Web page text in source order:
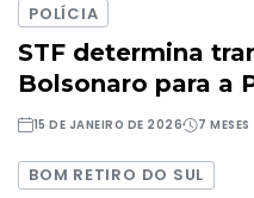
POLÍCIA
STF determina
Bolsonaro para a
15 DE JANEIRO DE 2026 7 MESES
BOM RETIRO DO SUL